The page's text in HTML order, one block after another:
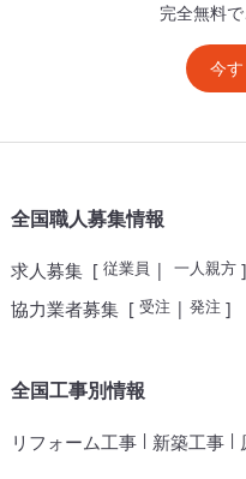
完全無料で
今
全国職人募集情報
求人募集[ 従業員| 一人親方]
協力業者募集[ 受注| 発注]
全国工事別情報
リフォーム工事| 新築工事|